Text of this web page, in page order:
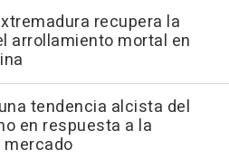
recupera la
arrollamiento mortal en
tendencia alcista del
en respuesta a la